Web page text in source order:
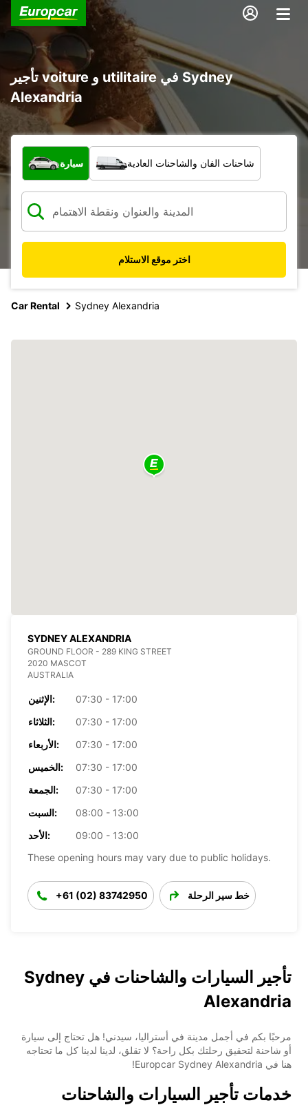
تأجير voiture و utilitaire في Sydney
Alexandria
ما نوع المركبة؟
سيارة شاحنات الفان والشاحنات العادية
اختر موقع الاستلام
Car Rental Sydney Alexandria
SYDNEY ALEXANDRIA
GROUND FLOOR - 289 KING STREET
2020 MASCOT
AUSTRALIA
الإثنين:
07:30 - 17:00
الثلاثاء:
07:30 - 17:00
الأربعاء:
07:30 - 17:00
الخميس:
07:30 - 17:00
الجمعة:
07:30 - 17:00
السبت:
08:00 - 13:00
الأحد:
09:00 - 13:00
These opening hours may vary due to public holidays.
+61 (02) 83742950 خط سير الرحلة
تأجير السيارات والشاحنات في Sydney
Alexandria
مرحبًا بكم في أجمل مدينة في أستراليا، سيدني! هل تحتاج إلى سيارة
أو شاحنة لتحقيق رحلتك بكل راحة؟ لا تقلق، لدينا لدينا كل ما تحتاجه
هنا في Europcar Sydney Alexandria!
خدمات تأجير السيارات والشاحنات